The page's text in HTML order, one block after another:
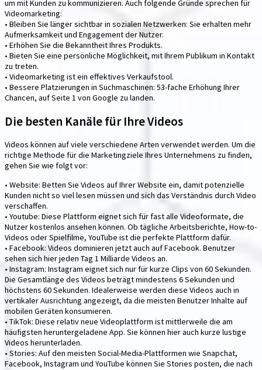
um mit Kunden zu kommunizieren. Auch folgende Gründe sprechen für
Videomarketing:
• Bleiben Sie länger sichtbar in sozialen Netzwerken: Sie erhalten mehr
Aufmerksamkeit und Engagement der Nutzer.
• Erhöhen Sie die Bekanntheit Ihres Produkts.
• Bieten Sie eine persönliche Möglichkeit, mit Ihrem Publikum in Kontakt
zu treten.
• Videomarketing ist ein effektives Verkaufstool.
• Bessere Platzierungen in Suchmaschinen: 53-fache Erhöhung Ihrer
Chancen, auf Seite 1 von Google zu landen.
Die besten Kanäle für Ihre Videos
Videos können auf viele verschiedene Arten verwendet werden. Um die
richtige Methode für die Marketingziele Ihres Unternehmens zu finden,
gehen Sie wie folgt vor:
• Website: Betten Sie Videos auf Ihrer Website ein, damit potenzielle
Kunden nicht so viel lesen müssen und sich das Verständnis durch Video
verschaffen.
• Youtube: Diese Plattform eignet sich für fast alle Videoformate, die
Nutzer kostenlos ansehen können. Ob tägliche Arbeitsberichte, How-to-
Videos oder Spielfilme, YouTube ist die perfekte Plattform dafür.
• Facebook: Videos dominieren jetzt auch auf Facebook. Benutzer
sehen sich hier jeden Tag 1 Milliarde Videos an.
• Instagram: Instagram eignet sich nur für kurze Clips von 60 Sekunden.
Die Gesamtlänge des Videos beträgt mindestens 6 Sekunden und
höchstens 60 Sekunden. Idealerweise werden diese Videos auch in
vertikaler Ausrichtung angezeigt, da die meisten Benutzer Inhalte auf
mobilen Geräten konsumieren.
• TikTok: Diese relativ neue Videoplattform ist mittlerweile die am
häufigsten heruntergeladene App. Sie können hier auch kurze lustige
Videos herunterladen.
• Stories: Auf den meisten Social-Media-Plattformen wie Snapchat,
Facebook, Instagram und YouTube können Sie Stories posten, die nach